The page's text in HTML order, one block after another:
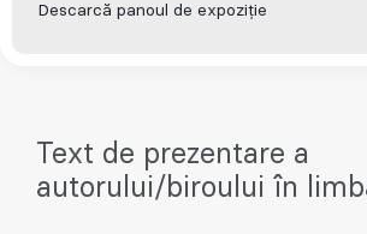
Descarcă panoul de expoziție
Text de prezentare a
autorului/biroului în